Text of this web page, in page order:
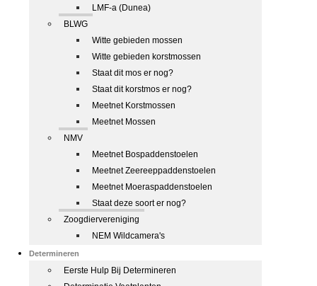
LMF-a (Dunea)
BLWG
Witte gebieden mossen
Witte gebieden korstmossen
Staat dit mos er nog?
Staat dit korstmos er nog?
Meetnet Korstmossen
Meetnet Mossen
NMV
Meetnet Bospaddenstoelen
Meetnet Zeereeppaddenstoelen
Meetnet Moeraspaddenstoelen
Staat deze soort er nog?
Zoogdiervereniging
NEM Wildcamera's
Determineren
Eerste Hulp Bij Determineren